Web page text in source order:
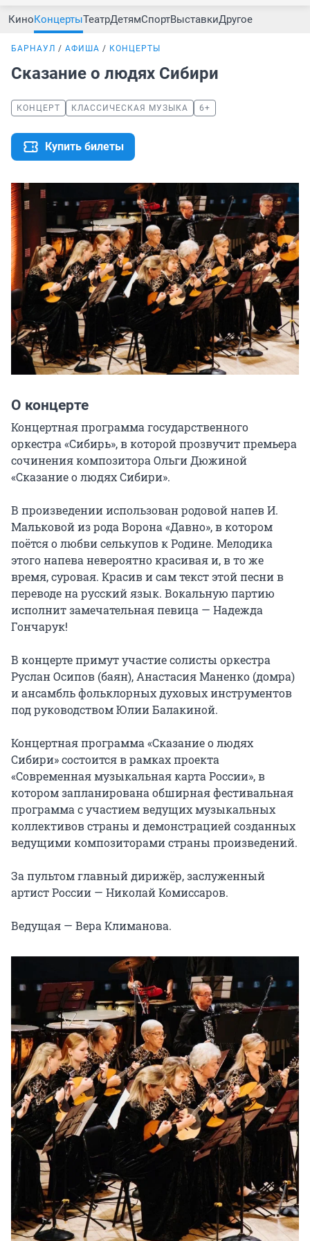
КиноКонцертыТеатрДетямСпортВыставкиДругое
БАРНАУЛ АФИША КОНЦЕРТЫ
Сказание о людях Сибири
КОНЦЕРТ КЛАССИЧЕСКАЯ МУЗЫКА 6+
Купить билеты
О концерте
Концертная программа государственного
оркестра «Сибирь», в которой прозвучит премьера
сочинения композитора Ольги Дюжиной
«Сказание о людях Сибири».
В произведении использован родовой напев И.
Мальковой из рода Ворона «Давно», в котором
поётся о любви селькупов к Родине. Мелодика
этого напева невероятно красивая и, в то же
время, суровая. Красив и сам текст этой песни в
переводе на русский язык. Вокальную партию
исполнит замечательная певица — Надежда
Гончарук!
В концерте примут участие солисты оркестра
Руслан Осипов (баян), Анастасия Маненко (домра)
и ансамбль фольклорных духовых инструментов
под руководством Юлии Балакиной.
Концертная программа «Сказание о людях
Сибири» состоится в рамках проекта
«Современная музыкальная карта России», в
котором запланирована обширная фестивальная
программа с участием ведущих музыкальных
коллективов страны и демонстрацией созданных
ведущими композиторами страны произведений.
За пультом главный дирижёр, заслуженный
артист России — Николай Комиссаров.
Ведущая — Вера Климанова.